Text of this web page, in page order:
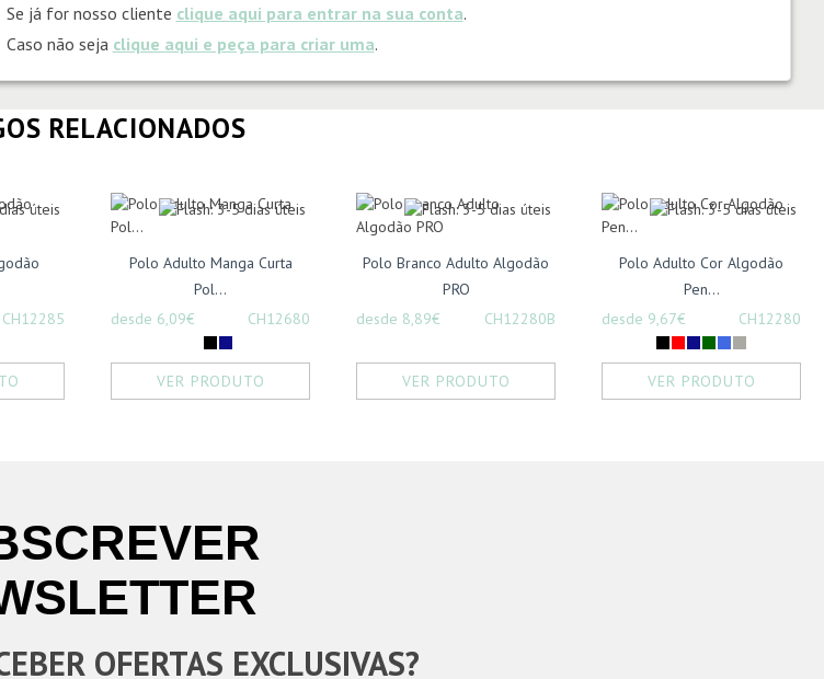
Se já for nosso cliente clique aqui para entrar na sua conta.
Caso não seja clique aqui e peça para criar uma.
RELACIONADOS
CH12285
Polo Adulto Manga Curta
Pol...
desde 6,09€
CH12680
VER PRODUTO
Polo Branco Adulto Algodão
PRO
desde 8,89€
CH12280B
VER PRODUTO
Polo Adulto Cor Algodão
Pen...
desde 9,67€
CH12280
VER PRODUTO
OFERTAS EXCLUSIVAS?